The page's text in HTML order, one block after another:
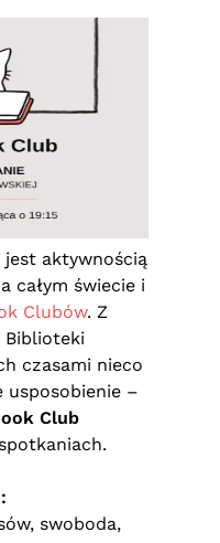
aktywnością
całym świecie i
Clubów. Z
czasami nieco
–
Club
swoboda,